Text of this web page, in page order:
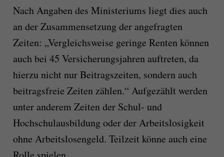
Nach Angaben des Ministeriums liegt dies auch
an der Zusammensetzung der angefragten
Zeiten: „Vergleichsweise geringe Renten können
auch bei 45 Versicherungsjahren auftreten, da
hierzu nicht nur Beitragszeiten, sondern auch
beitragsfreie Zeiten zählen.“ Aufgezählt werden
unter anderem Zeiten der Schul- und
Hochschulausbildung oder der Arbeitslosigkeit
ohne Arbeitslosengeld. Teilzeit könne auch eine